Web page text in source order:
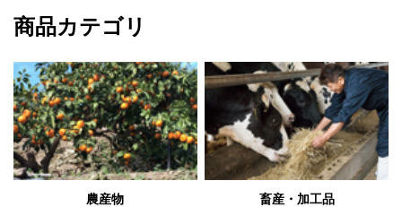
商品カテゴリ
農産物 畜産・加工品